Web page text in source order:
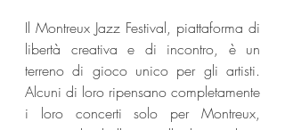
Il Montreux Jazz Festival, piattaforma di
libertà creativa e di incontro, è un
terreno di gioco unico per gli artisti.
Alcuni di loro ripensano completamente
i loro concerti solo per Montreux,